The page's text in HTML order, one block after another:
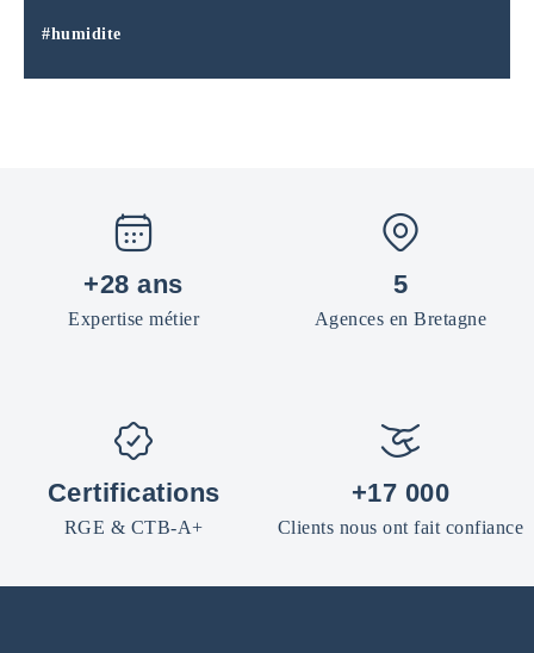
#humidite
+28 ans
Expertise métier
5
Agences en Bretagne
Certifications
RGE & CTB-A+
+17 000
Clients nous ont fait confiance